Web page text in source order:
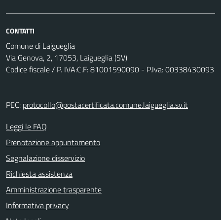
CONTATTI
Comune di Laigueglia
Via Genova, 2, 17053, Laigueglia (SV)
Codice fiscale / P. IVA:C.F: 81001590090 - P.Iva: 00338430093
PEC: protocollo@postacertificata.comune.laigueglia.sv.it
Leggi le FAQ
Prenotazione appuntamento
Segnalazione disservizio
Richiesta assistenza
Amministrazione trasparente
Informativa privacy